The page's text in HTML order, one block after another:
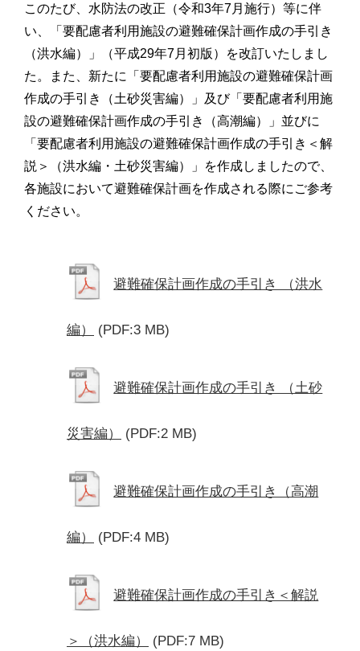
このたび、水防法の改正（令和3年7月施行）等に伴
い、「要配慮者利用施設の避難確保計画作成の手引き
（洪水編）」（平成29年7月初版）を改訂いたしまし
た。また、新たに「要配慮者利用施設の避難確保計画
作成の手引き（土砂災害編）」及び「要配慮者利用施
設の避難確保計画作成の手引き（高潮編）」並びに
「要配慮者利用施設の避難確保計画作成の手引き＜解
説＞（洪水編・土砂災害編）」を作成しましたので、
各施設において避難確保計画を作成される際にご参考
ください。
避難確保計画作成の手引き （洪水
編） (PDF:3 MB)
避難確保計画作成の手引き （土砂
災害編） (PDF:2 MB)
避難確保計画作成の手引き（高潮
編） (PDF:4 MB)
避難確保計画作成の手引き＜解説
＞（洪水編） (PDF:7 MB)